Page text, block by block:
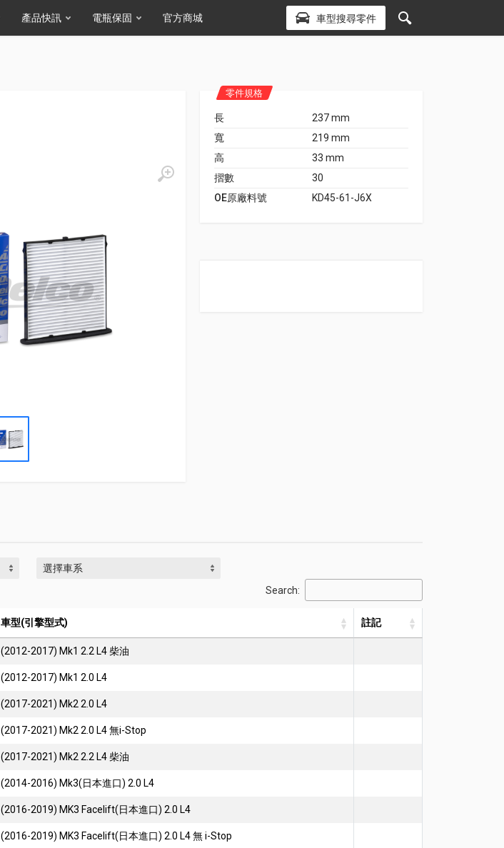
產品快訊 電瓶保固 官方商城 車型搜尋零件
零件規格
長
237 mm
寬
219 mm
高
33 mm
摺數
30
OE原廠料號
KD45-61-J6X
選擇車系
Search:
車型(引擎型式) 註記
(2012-2017) Mk1 2.2 L4 柴油
(2012-2017) Mk1 2.0 L4
(2017-2021) Mk2 2.0 L4
(2017-2021) Mk2 2.0 L4 無i-Stop
(2017-2021) Mk2 2.2 L4 柴油
(2014-2016) Mk3(日本進口) 2.0 L4
(2016-2019) MK3 Facelift(日本進口) 2.0 L4
(2016-2019) MK3 Facelift(日本進口) 2.0 L4 無 i-Stop